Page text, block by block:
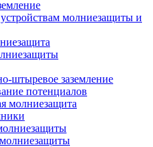
молниезащиты и
штыревое заземление
потенциалов
молниезащита